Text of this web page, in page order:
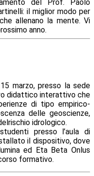
del Prof. Paolo
il miglior modo per
allenano la mente. Vi
anno.
marzo, presso la sede
didattico interattivo che
di tipo empirico-
delle geoscienze,
idrologico.
presso l’aula di
il dispositivo, dove
ed Eta Beta Onlus
formativo.